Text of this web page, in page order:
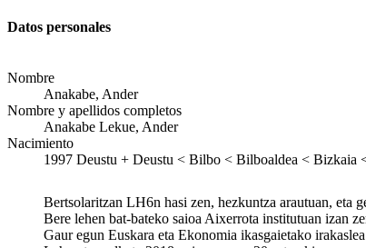
Datos personales
Nombre
Anakabe, Ander
Nombre y apellidos completos
Anakabe Lekue, Ander
Nacimiento
1997 Deustu + Deustu < Bilbo < Bilboaldea < Bizkaia
Bertsolaritzan LH6n hasi zen, hezkuntza arautuan, eta
Bere lehen bat-bateko saioa Aixerrota institutuan izan
Gaur egun Euskara eta Ekonomia ikasgaietako